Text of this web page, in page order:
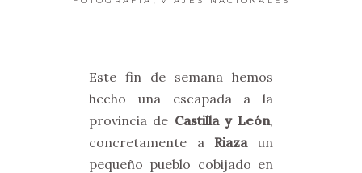
Este fin de semana hemos
hecho una escapada a la
provincia de Castilla y León,
concretamente aRiazaun
pequeño pueblo cobijado en